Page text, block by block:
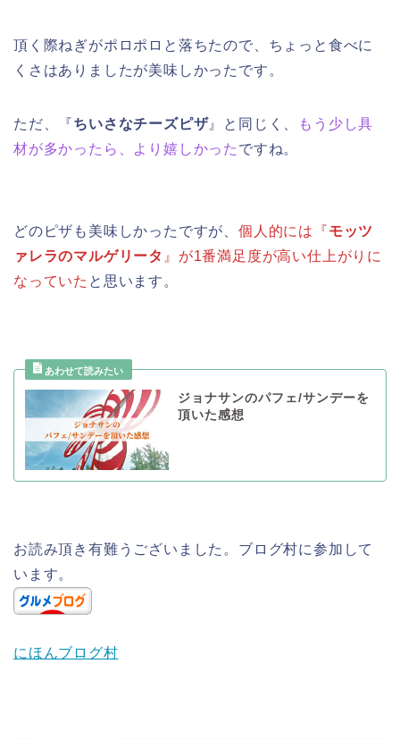
頂く際ねぎがポロポロと落ちたので、ちょっと食べに
くさはありましたが美味しかったです。
ただ、『ちいさなチーズピザ』と同じく、
もう少し具
材が多かったら、より嬉しかった ですね。
どのピザも美味しかったですが、 個人的には『モッツ
ァレラのマルゲリータ 』が1番満足度が高い仕上がりに
なっていた と思います。
ジョナサンのパフェ/サンデーを
頂いた感想
お読み頂き有難うございました。ブログ村に参加して
います。
にほんブログ村